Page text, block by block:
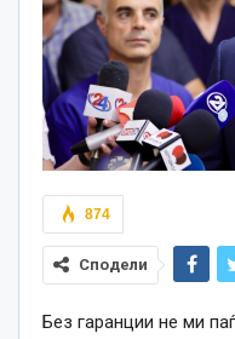
874
Сподели
Без гаранции не ми